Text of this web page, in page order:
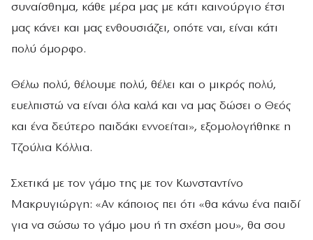
συναίσθημα, κάθε μέρα μας με κάτι καινούργιο έτσι
μας κάνει και μας ενθουσιάζει, οπότε ναι, είναι κάτι
πολύ όμορφο.
Θέλω πολύ, θέλουμε πολύ, θέλει και ο μικρός πολύ,
ευελπιστώ να είναι όλα καλά και να μας δώσει ο Θεός
και ένα δεύτερο παιδάκι εννοείται», εξομολογήθηκε η
Τζούλια Κόλλια.
Σχετικά με τον γάμο της με τον Κωνσταντίνο
Μακρυγιώργη: «Αν κάποιος πει ότι «θα κάνω ένα παιδί
για να σώσω το γάμο μου ή τη σχέση μου», θα σου